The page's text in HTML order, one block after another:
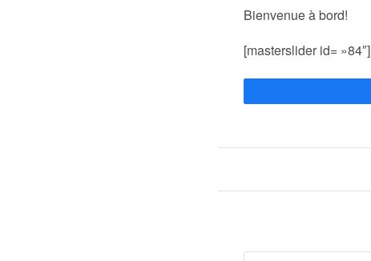
Bienvenue à bord!
[masterslider id= »84″]